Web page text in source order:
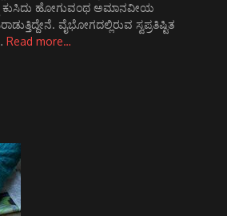
ಕುಸಿದು ಹೋಗುವಂಥ ಅಮಾನವೀಯ
ವೈಭೋಗದಲ್ಲಿರುವ ಸ್ವಪ್ರತಿಷ್ಟಿತ
Read more…